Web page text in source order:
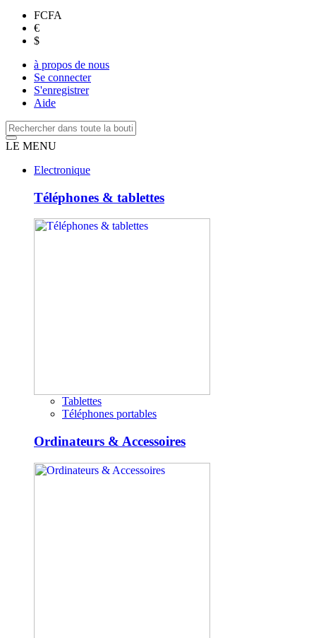
FCFA
€
$
à propos de nous
Se connecter
S'enregistrer
Aide
LE MENU
Electronique
Téléphones & tablettes
Tablettes
Téléphones portables
Ordinateurs & Accessoires